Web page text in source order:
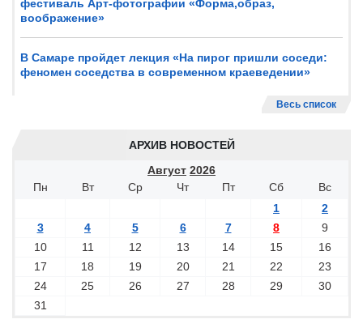
фестиваль Арт-фотографии «Форма,образ,
воображение»
В Самаре пройдет лекция «На пирог пришли соседи:
феномен соседства в современном краеведении»
Весь список
АРХИВ НОВОСТЕЙ
Август 2026
Пн
Вт Ср Чт Пт Сб
Вс
1
2
3
4 5 6 7 8
9
10
11 12 13 14 15
16
17
18 19 20 21 22
23
24
25 26 27 28 29
30
31